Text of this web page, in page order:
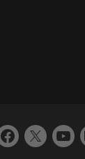
facebook
twitter